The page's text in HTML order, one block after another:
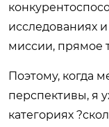
исследованиях
миссии, прямое
Поэтому, когда
перспективы, я
категориях